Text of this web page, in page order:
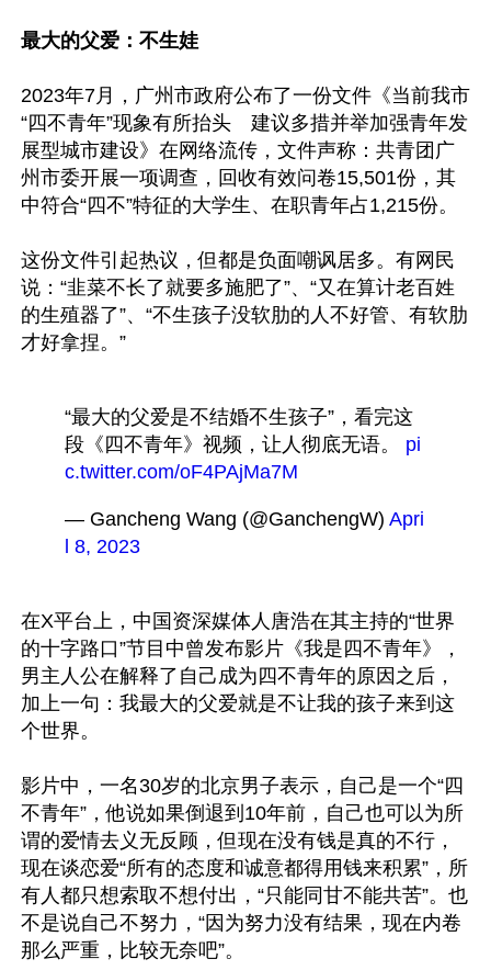
最大的父爱：不生娃
2023年7月，广州市政府公布了一份文件《当前我市
“四不青年”现象有所抬头　建议多措并举加强青年发
展型城市建设》在网络流传，文件声称：共青团广
州市委开展一项调查，回收有效问卷15,501份，其
中符合“四不”特征的大学生、在职青年占1,215份。
这份文件引起热议，但都是负面嘲讽居多。有网民
说：“韭菜不长了就要多施肥了”、“又在算计老百姓
的生殖器了”、“不生孩子没软肋的人不好管、有软肋
才好拿捏。”
“最大的父爱是不结婚不生孩子”，看完这
段《四不青年》视频，让人彻底无语。 pi
c.twitter.com/oF4PAjMa7M
— Gancheng Wang (@GanchengW) Apri
l 8, 2023
在X平台上，中国资深媒体人唐浩在其主持的“世界
的十字路口”节目中曾发布影片《我是四不青年》，
男主人公在解释了自己成为四不青年的原因之后，
加上一句：我最大的父爱就是不让我的孩子来到这
个世界。
影片中，一名30岁的北京男子表示，自己是一个“四
不青年”，他说如果倒退到10年前，自己也可以为所
谓的爱情去义无反顾，但现在没有钱是真的不行，
现在谈恋爱“所有的态度和诚意都得用钱来积累”，所
有人都只想索取不想付出，“只能同甘不能共苦”。也
不是说自己不努力，“因为努力没有结果，现在内卷
那么严重，比较无奈吧”。